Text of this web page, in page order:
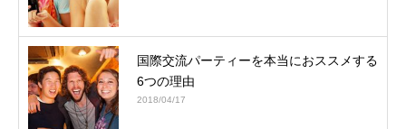
国際交流パーティーを本当におススメする
6つの理由
2018/04/17